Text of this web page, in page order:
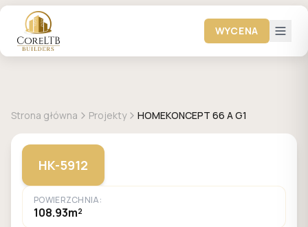
WYCENA
Strona główna Projekty HOMEKONCEPT 66 A G1
HK-5912
POWIERZCHNIA:
108.93m²